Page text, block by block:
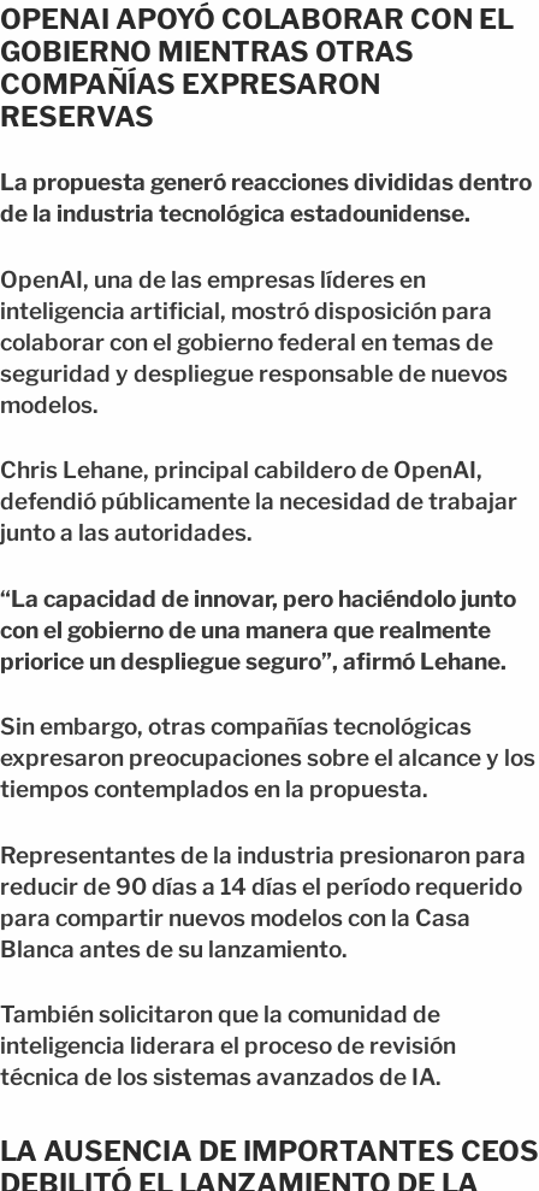
OPENAI APOYÓ COLABORAR CON EL
GOBIERNO MIENTRAS OTRAS
COMPAÑÍAS EXPRESARON
RESERVAS
La propuesta generó reacciones divididas dentro
de la industria tecnológica estadounidense.
OpenAI, una de las empresas líderes en
inteligencia artificial, mostró disposición para
colaborar con el gobierno federal en temas de
seguridad y despliegue responsable de nuevos
modelos.
Chris Lehane, principal cabildero de OpenAI,
defendió públicamente la necesidad de trabajar
junto a las autoridades.
“La capacidad de innovar, pero haciéndolo junto
con el gobierno de una manera que realmente
priorice un despliegue seguro”, afirmó Lehane.
Sin embargo, otras compañías tecnológicas
expresaron preocupaciones sobre el alcance y los
tiempos contemplados en la propuesta.
Representantes de la industria presionaron para
reducir de 90 días a 14 días el período requerido
para compartir nuevos modelos con la Casa
Blanca antes de su lanzamiento.
También solicitaron que la comunidad de
inteligencia liderara el proceso de revisión
técnica de los sistemas avanzados de IA.
LA AUSENCIA DE IMPORTANTES CEOS
DEBILITÓ EL LANZAMIENTO DE LA